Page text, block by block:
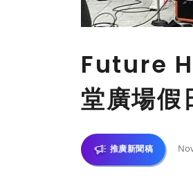
Future
堂廣場假
推廣新聞稿